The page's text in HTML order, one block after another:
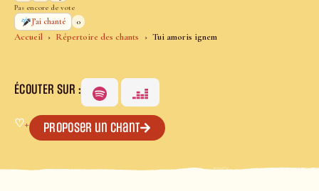
Accueil Répertoire des chants Tui amoris ignem
Pas encore de vote
J’ai chanté
0
ÉCOUTER SUR :
♡+ Proposer un chant